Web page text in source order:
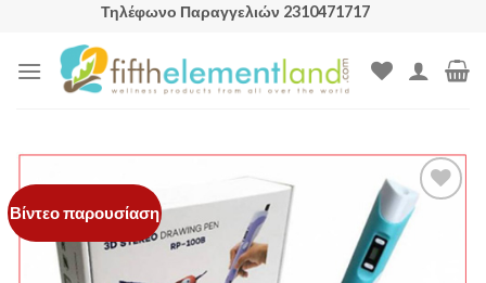
content
Τηλέφωνο Παραγγελιών 2310471717
Βίντεο παρουσίαση
Add to
Wishlist